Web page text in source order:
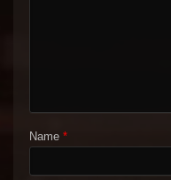
Name *